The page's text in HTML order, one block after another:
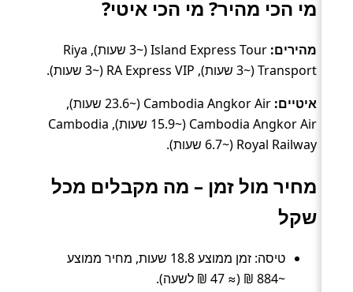
מי הכי מהיר? מי הכי איטי?
מהירים:
Island Express Tour (~3 שעות), Riya
Transport (~3 שעות), RA Express VIP (~3 שעות).
איטיים:
Cambodia Angkor Air (~23.6 שעות),
Cambodia Angkor Air (~15.9 שעות), Cambodia
Royal Railway (~6.7 שעות).
מחיר מול זמן – מה מקבלים מכל
שקל
טיסה: זמן ממוצע 18.8 שעות, מחיר ממוצע
~884 ₪ (≈ 47 ₪ לשעה).